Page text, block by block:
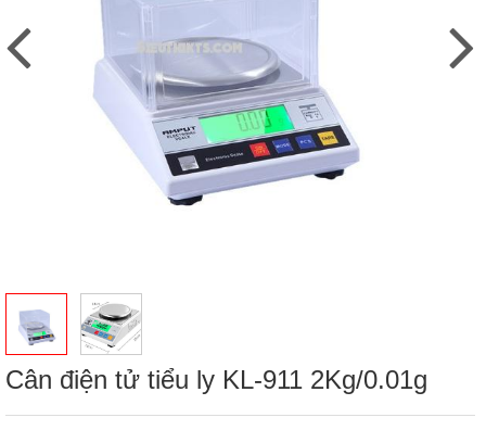
Cân điện tử tiểu ly KL-911 2Kg/0.01g